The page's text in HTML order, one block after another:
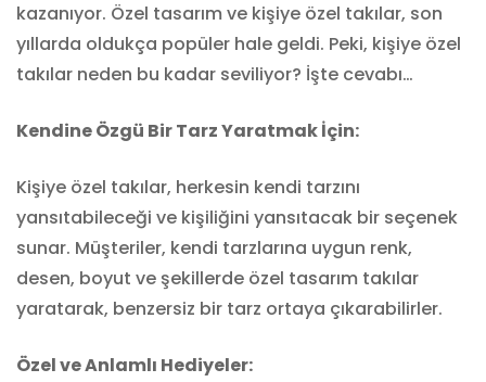
kazanıyor. Özel tasarım ve kişiye özel takılar, son
yıllarda oldukça popüler hale geldi. Peki, kişiye özel
takılar neden bu kadar seviliyor? İşte cevabı…
Kendine Özgü Bir Tarz Yaratmak İçin:
Kişiye özel takılar, herkesin kendi tarzını
yansıtabileceği ve kişiliğini yansıtacak bir seçenek
sunar. Müşteriler, kendi tarzlarına uygun renk,
desen, boyut ve şekillerde özel tasarım takılar
yaratarak, benzersiz bir tarz ortaya çıkarabilirler.
Özel ve Anlamlı Hediyeler: